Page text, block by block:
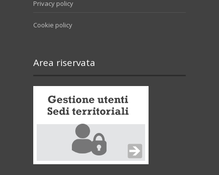
Privacy policy
Cookie policy
Area riservata